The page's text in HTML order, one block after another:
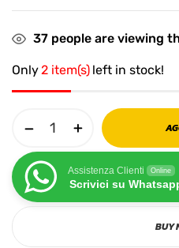
37 people are viewing
Only2 item(s) left in stock!
Assistenza Clienti Online
Scrivici su
BUY